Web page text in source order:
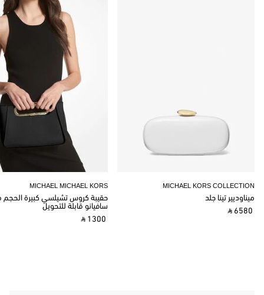
MICHAEL MICHAEL KORS
حقيبة كروس تشيلسي كبيرة الحجم
سافيانو قابلة للتحويل
‎ ⃁ 1300 ‎
MICHAEL KORS COLLECTION
ميناوديير تينا جلد
‎ ⃁ 6580 ‎